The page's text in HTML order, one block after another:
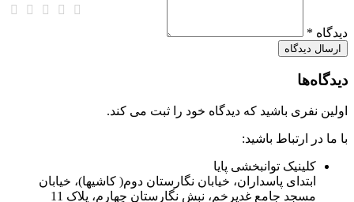
دیدگاه *
دیدگاه‌ها
اولین نفری باشید که دیدگاه خود را ثبت می کند.
با ما در ارتباط باشید:
کلینیک توانبخشی پایا
ابتدای پاسداران، خیابان نگارستان دوم( کاشیها)، خیابان
مسجد جامع غدیرخم، نبش نگارستان چهارم، پلاک 11